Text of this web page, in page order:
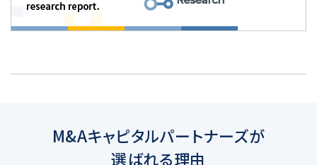
M&Aキャピタルパートナーズが
選ばれる理由